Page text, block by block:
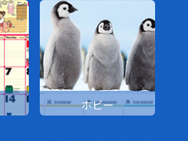
ホビー